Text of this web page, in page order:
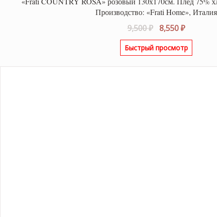
Производство: «Frati Home», Италия
9,500₽
Первоначальная
цена
составляла
8,550₽Текущая
цена:
8,550 ₽.
Быстрый просмотр